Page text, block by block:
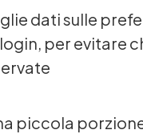
dati sulle
per evitare
piccola